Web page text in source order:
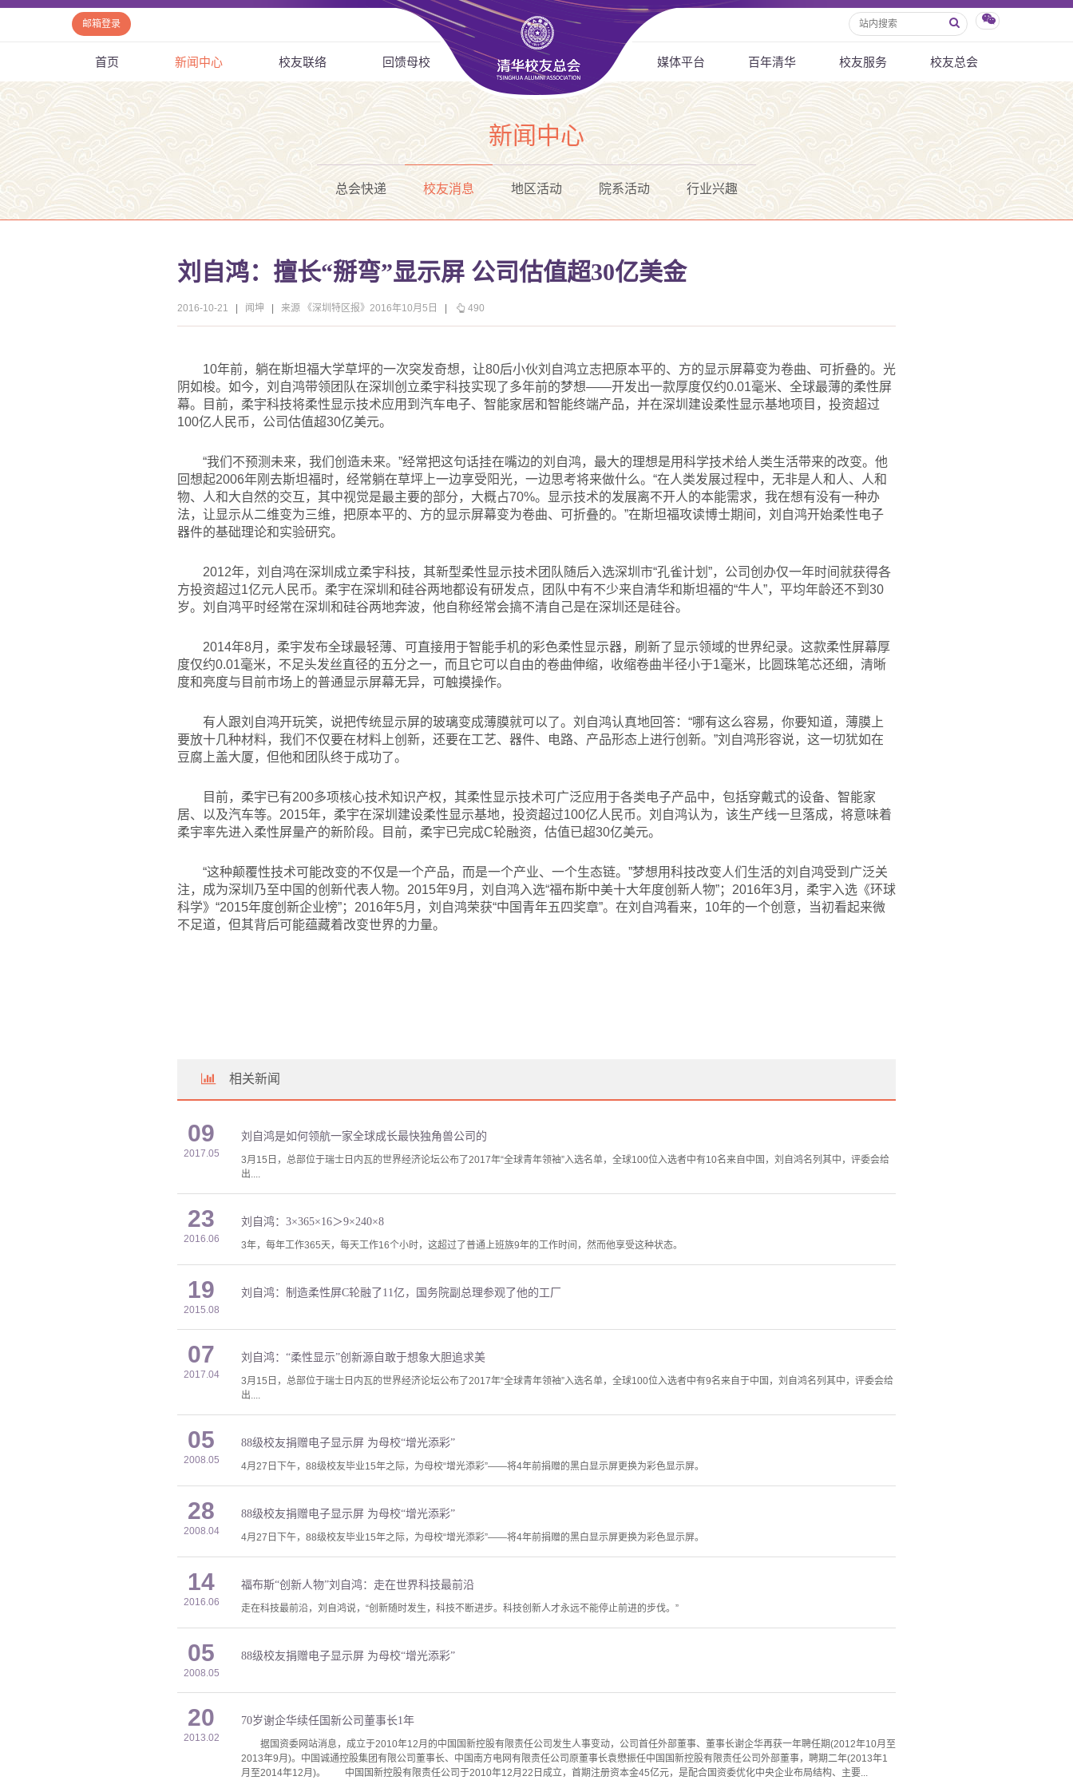
邮箱登录
首页 新闻中心 校友联络 回馈母校 媒体平台 百年清华 校友服务 校友总会
新闻中心
总会快递 校友消息 地区活动 院系活动 行业兴趣
刘自鸿：擅长“掰弯”显示屏 公司估值超30亿美金
2016-10-21 闻坤 来源 《深圳特区报》2016年10月5日 490
10年前，躺在斯坦福大学草坪的一次突发奇想，让80后小伙刘自鸿立志把原本平的、方的显示屏幕变为卷曲、可折叠的。光
阴如梭。如今，刘自鸿带领团队在深圳创立柔宇科技实现了多年前的梦想——开发出一款厚度仅约0.01毫米、全球最薄的柔性屏
幕。目前，柔宇科技将柔性显示技术应用到汽车电子、智能家居和智能终端产品，并在深圳建设柔性显示基地项目，投资超过
100亿人民币，公司估值超30亿美元。
“我们不预测未来，我们创造未来。”经常把这句话挂在嘴边的刘自鸿，最大的理想是用科学技术给人类生活带来的改变。他
回想起2006年刚去斯坦福时，经常躺在草坪上一边享受阳光，一边思考将来做什么。“在人类发展过程中，无非是人和人、人和
物、人和大自然的交互，其中视觉是最主要的部分，大概占70%。显示技术的发展离不开人的本能需求，我在想有没有一种办
法，让显示从二维变为三维，把原本平的、方的显示屏幕变为卷曲、可折叠的。”在斯坦福攻读博士期间，刘自鸿开始柔性电子
器件的基础理论和实验研究。
2012年，刘自鸿在深圳成立柔宇科技，其新型柔性显示技术团队随后入选深圳市“孔雀计划”，公司创办仅一年时间就获得各
方投资超过1亿元人民币。柔宇在深圳和硅谷两地都设有研发点，团队中有不少来自清华和斯坦福的“牛人”，平均年龄还不到30
岁。刘自鸿平时经常在深圳和硅谷两地奔波，他自称经常会搞不清自己是在深圳还是硅谷。
2014年8月，柔宇发布全球最轻薄、可直接用于智能手机的彩色柔性显示器，刷新了显示领域的世界纪录。这款柔性屏幕厚
度仅约0.01毫米，不足头发丝直径的五分之一，而且它可以自由的卷曲伸缩，收缩卷曲半径小于1毫米，比圆珠笔芯还细，清晰
度和亮度与目前市场上的普通显示屏幕无异，可触摸操作。
有人跟刘自鸿开玩笑，说把传统显示屏的玻璃变成薄膜就可以了。刘自鸿认真地回答：“哪有这么容易，你要知道，薄膜上
要放十几种材料，我们不仅要在材料上创新，还要在工艺、器件、电路、产品形态上进行创新。”刘自鸿形容说，这一切犹如在
豆腐上盖大厦，但他和团队终于成功了。
目前，柔宇已有200多项核心技术知识产权，其柔性显示技术可广泛应用于各类电子产品中，包括穿戴式的设备、智能家
居、以及汽车等。2015年，柔宇在深圳建设柔性显示基地，投资超过100亿人民币。刘自鸿认为，该生产线一旦落成，将意味着
柔宇率先进入柔性屏量产的新阶段。目前，柔宇已完成C轮融资，估值已超30亿美元。
“这种颠覆性技术可能改变的不仅是一个产品，而是一个产业、一个生态链。”梦想用科技改变人们生活的刘自鸿受到广泛关
注，成为深圳乃至中国的创新代表人物。2015年9月，刘自鸿入选“福布斯中美十大年度创新人物”；2016年3月，柔宇入选《环球
科学》“2015年度创新企业榜”；2016年5月，刘自鸿荣获“中国青年五四奖章”。在刘自鸿看来，10年的一个创意，当初看起来微
不足道，但其背后可能蕴藏着改变世界的力量。
相关新闻
09
2017.05
刘自鸿是如何领航一家全球成长最快独角兽公司的
3月15日，总部位于瑞士日内瓦的世界经济论坛公布了2017年“全球青年领袖”入选名单，全球100位入选者中有10名来自中国，刘自鸿名列其中，评委会给
出....
23
2016.06
刘自鸿：3×365×16＞9×240×8
3年，每年工作365天，每天工作16个小时，这超过了普通上班族9年的工作时间，然而他享受这种状态。
19
2015.08
刘自鸿：制造柔性屏C轮融了11亿，国务院副总理参观了他的工厂
07
2017.04
刘自鸿：“柔性显示”创新源自敢于想象大胆追求美
3月15日，总部位于瑞士日内瓦的世界经济论坛公布了2017年“全球青年领袖”入选名单，全球100位入选者中有9名来自于中国，刘自鸿名列其中，评委会给
出....
05
2008.05
88级校友捐赠电子显示屏 为母校“增光添彩”
4月27日下午，88级校友毕业15年之际，为母校“增光添彩”——将4年前捐赠的黑白显示屏更换为彩色显示屏。
28
2008.04
88级校友捐赠电子显示屏 为母校“增光添彩”
4月27日下午，88级校友毕业15年之际，为母校“增光添彩”——将4年前捐赠的黑白显示屏更换为彩色显示屏。
14
2016.06
福布斯“创新人物”刘自鸿：走在世界科技最前沿
走在科技最前沿，刘自鸿说，“创新随时发生，科技不断进步。科技创新人才永远不能停止前进的步伐。”
05
2008.05
88级校友捐赠电子显示屏 为母校“增光添彩”
20
2013.02
70岁谢企华续任国新公司董事长1年
据国资委网站消息，成立于2010年12月的中国国新控股有限责任公司发生人事变动，公司首任外部董事、董事长谢企华再获一年聘任期(2012年10月至
2013年9月)。中国诚通控股集团有限公司董事长、中国南方电网有限责任公司原董事长袁懋振任中国国新控股有限责任公司外部董事，聘期二年(2013年1
月至2014年12月)。 中国国新控股有限责任公司于2010年12月22日成立，首期注册资本金45亿元，是配合国资委优化中央企业布局结构、主要...